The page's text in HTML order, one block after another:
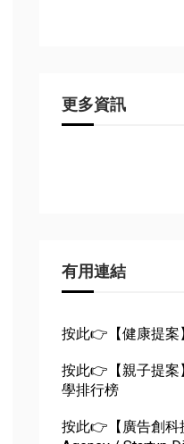
更多資訊
有用連結
按此👉【健康提案
按此👉【親子提案
學排行榜
按此👉【廣告創科